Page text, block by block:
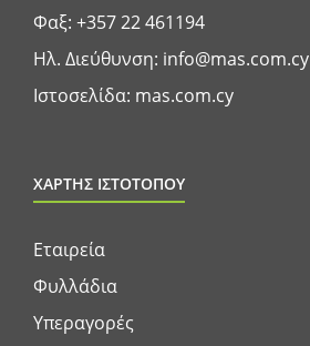
Φαξ: +357 22 461194
Ηλ. Διεύθυνση: info@mas.com.cy
Ιστοσελίδα: mas.com.cy
ΧΑΡΤΗΣ ΙΣΤΟΤΟΠΟΥ
Εταιρεία
Φυλλάδια
Υπεραγορές